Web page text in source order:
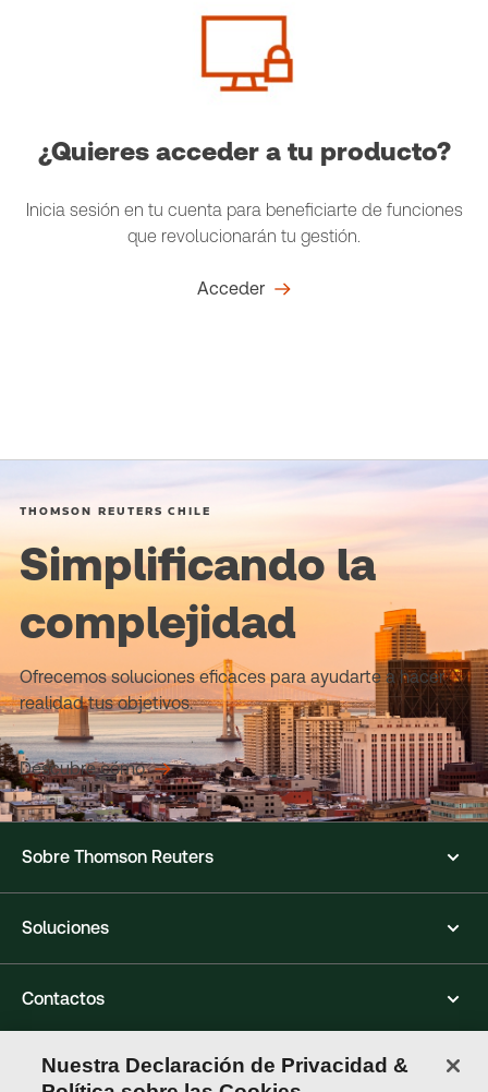
¿Quieres acceder a tu producto?
Inicia sesión en tu cuenta para beneficiarte de funciones
que revolucionarán tu gestión.
Acceder
THOMSON REUTERS CHILE
Simplificando la
complejidad
Ofrecemos soluciones eficaces para ayudarte a hacer
realidad tus objetivos.
Descubre cómo
Sobre Thomson Reuters
Soluciones
Contactos
Conéctate con nosotros
Nuestra Declaración de Privacidad &